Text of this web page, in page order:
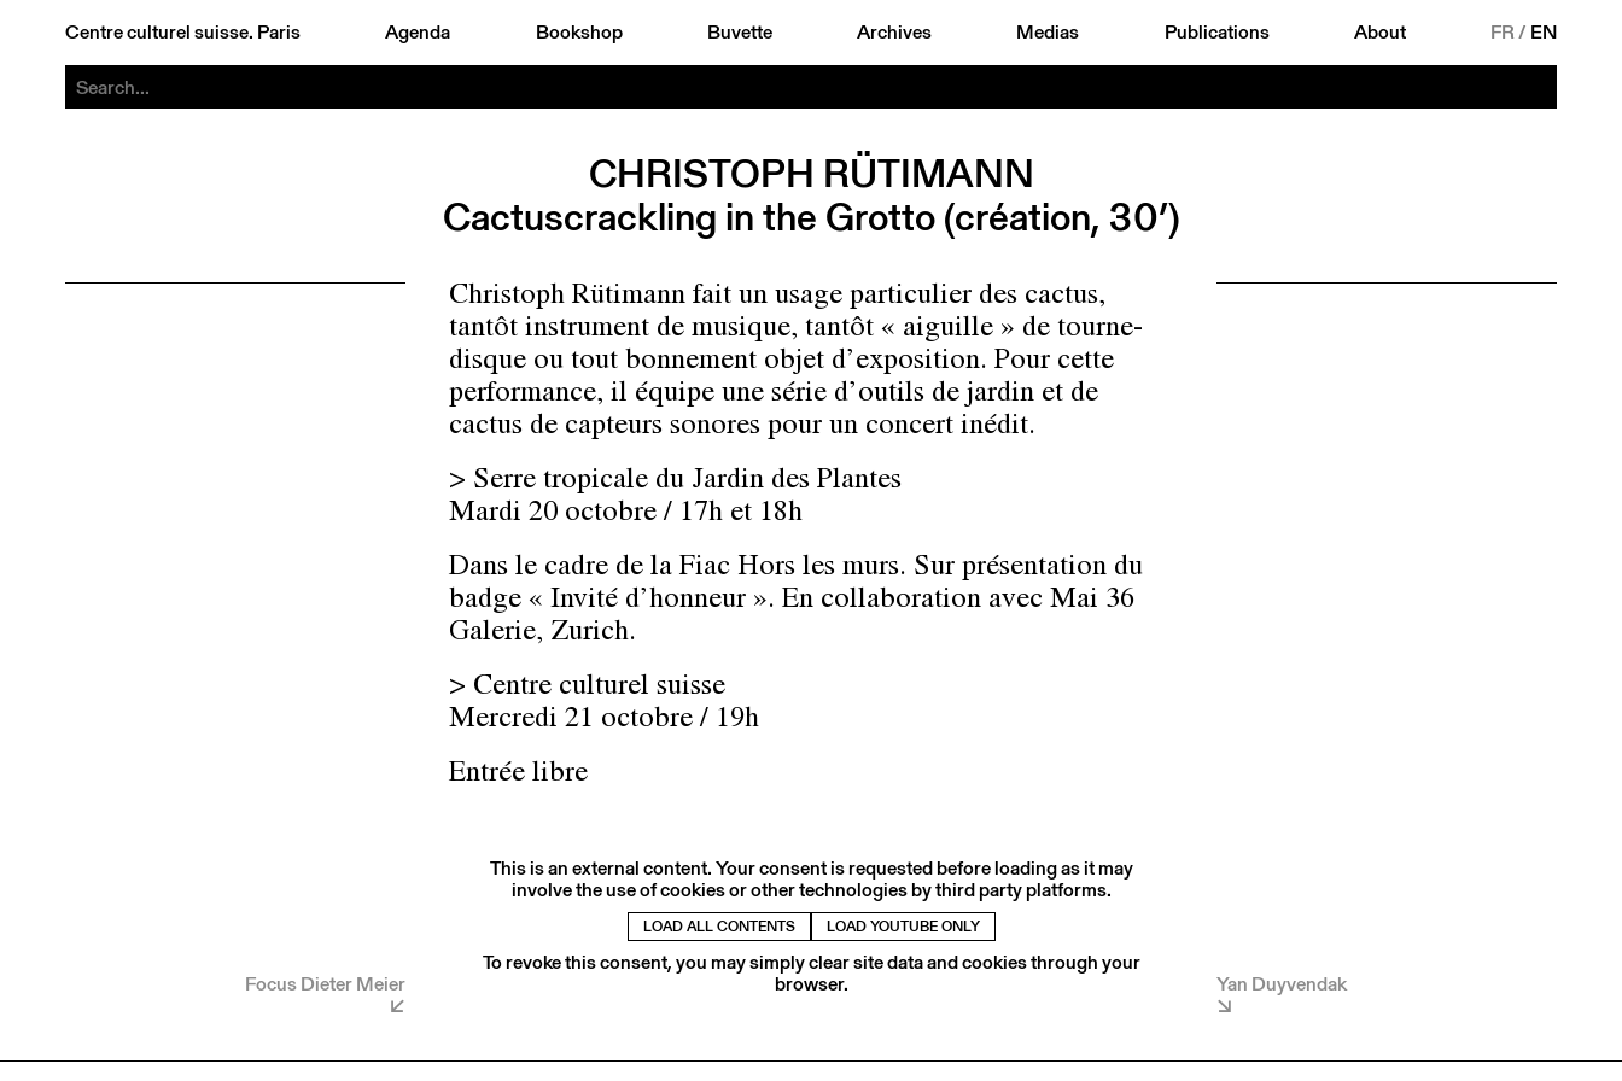
Centre culturel suisse. Paris Agenda Bookshop Buvette Archives Medias Publications About FR/ EN
CHRISTOPH RÜTIMANN
Cactuscrackling in the Grotto (création, 30’)
Focus Dieter Meier
Christoph Rütimann fait un usage particulier des cactus,
tantôt instrument de musique, tantôt « aiguille » de tourne-
disque ou tout bonnement objet d’exposition. Pour cette
performance, il équipe une série d’outils de jardin et de
cactus de capteurs sonores pour un concert inédit.
> Serre tropicale du Jardin des Plantes
Mardi 20 octobre / 17h et 18h
Dans le cadre de la Fiac Hors les murs. Sur présentation du
badge « Invité d’honneur ». En collaboration avec Mai 36
Galerie, Zurich.
> Centre culturel suisse
Mercredi 21 octobre / 19h
Entrée libre
This is an external content. Your consent is requested before loading as it may
involve the use of cookies or other technologies by third party platforms.
LOAD ALL CONTENTS LOAD YOUTUBE ONLY
To revoke this consent, you may simply clear site data and cookies through your
browser. Yan Duyvendak